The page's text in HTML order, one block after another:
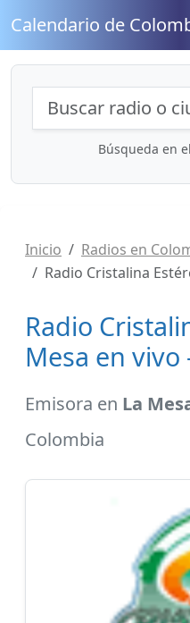
Calendario de
Búsqueda de
Búsqueda en
Inicio Radios en
Radio Cristalina
Radio
Mesa en
Emisora en La
Colombia